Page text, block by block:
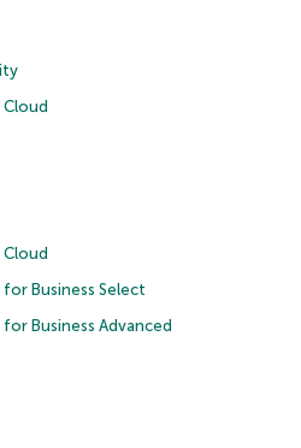
Business Select
Business Advanced